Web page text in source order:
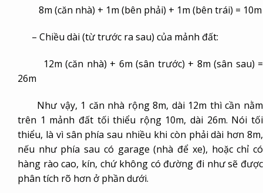
8m (căn nhà) + 1m (bên phải) + 1m (bên trái) = 10m
– Chiều dài (từ trước ra sau) của mảnh đất:
12m (căn nhà) + 6m (sân trước) + 8m (sân sau) =
26m
Như vậy, 1 căn nhà rộng 8m, dài 12m thì cần nằm
trên 1 mảnh đất tối thiểu rộng 10m, dài 26m. Nói tối
thiểu, là vì sân phía sau nhiều khi còn phải dài hơn 8m,
nếu như phía sau có garage (nhà để xe), hoặc chỉ có
hàng rào cao, kín, chứ không có đường đi như sẽ được
phân tích rõ hơn ở phần dưới.